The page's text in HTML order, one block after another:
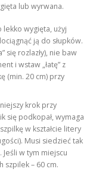
lub wyrwana.
lekko wygięta, użyj
ją do słupków.
się rozlazły), nie baw
i wstaw „łatę” z
(min. 20 cm) przy
krok przy
się podkopał, wymaga
w kształcie litery
Musi siedzieć tak
w tym miejscu
szpilek – 60 cm.